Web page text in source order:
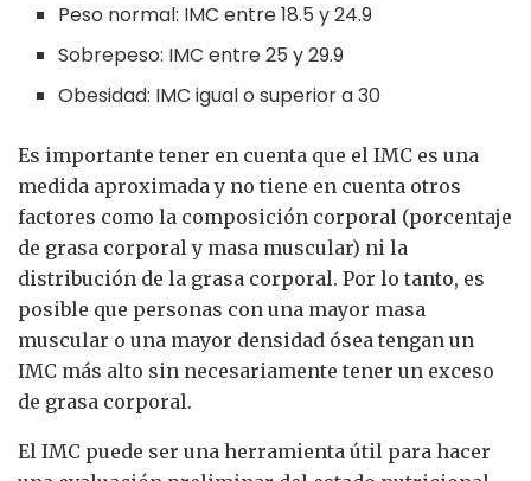
Peso normal: IMC entre 18.5 y 24.9
Sobrepeso: IMC entre 25 y 29.9
Obesidad: IMC igual o superior a 30
Es importante tener en cuenta que el IMC es una
medida aproximada y no tiene en cuenta otros
factores como la composición corporal (porcentaje
de grasa corporal y masa muscular) ni la
distribución de la grasa corporal. Por lo tanto, es
posible que personas con una mayor masa
muscular o una mayor densidad ósea tengan un
IMC más alto sin necesariamente tener un exceso
de grasa corporal.
El IMC puede ser una herramienta útil para hacer